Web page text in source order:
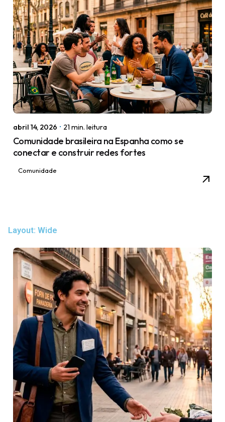
abril 14, 2026 21 min. leitura
Comunidade brasileira na Espanha como se
conectar e construir redes fortes
Comunidade
Layout: Wide
Posted by
igorodrigues.web@gmail.com